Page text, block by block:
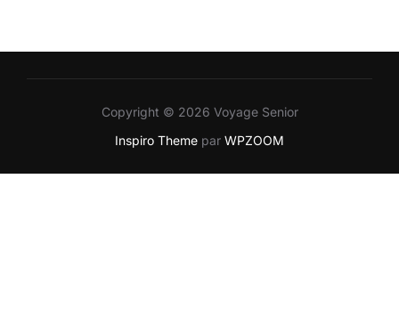
Copyright © 2026 Voyage Senior
Inspiro Theme par WPZOOM